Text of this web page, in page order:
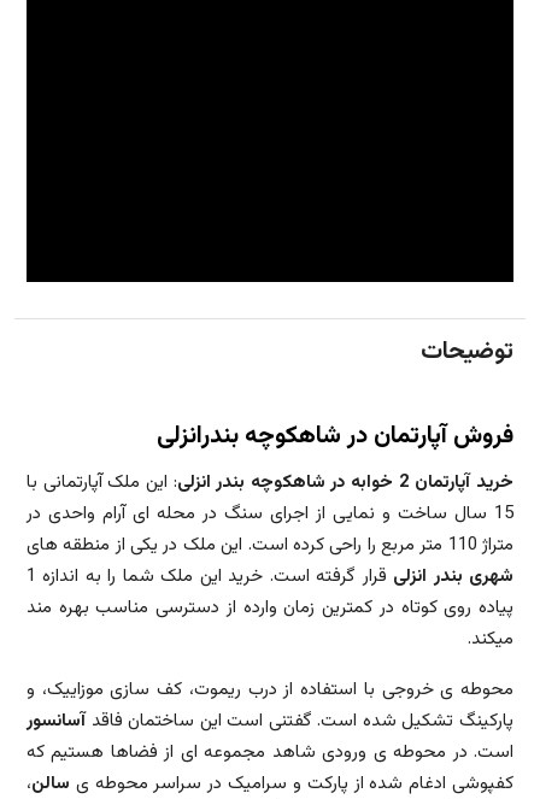
توضیحات
فروش آپارتمان در شاهکوچه بندرانزلی
خرید آپارتمان 2 خوابه در شاهکوچه بندر انزلی
: این ملک آپارتمانی با
15 سال ساخت و نمایی از اجرای سنگ در محله ای آرام واحدی در
متراژ 110 متر مربع را راحی کرده است. این ملک در یکی از منطقه های
شهری بندر انزلی
قرار گرفته است. خرید این ملک شما را به اندازه 1
پیاده روی کوتاه در کمترین زمان وارده از دسترسی مناسب بهره مند
میکند.
محوطه ی خروجی با استفاده از درب ریموت، کف سازی موزاییک، و
پارکینگ تشکیل شده است. گفتنی است این ساختمان فاقدآسانسور
است. در محوطه ی ورودی شاهد مجموعه ای از فضاها هستیم که
کفپوشی ادغام شده از پارکت و سرامیک در سراسر محوطه ی سالن،